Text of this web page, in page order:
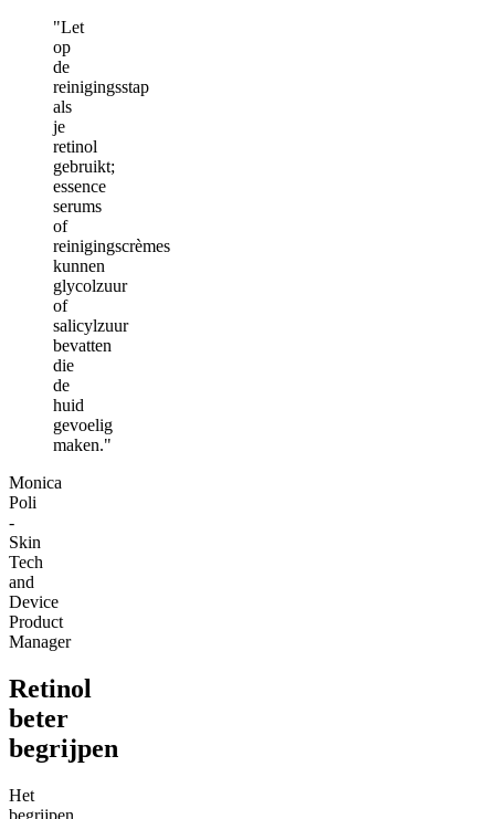
"Let
op
de
reinigingsstap
als
je
retinol
gebruikt;
essence
serums
of
reinigingscrèmes
kunnen
glycolzuur
of
salicylzuur
bevatten
die
de
huid
gevoelig
maken."
Monica
Poli
-
Skin
Tech
and
Device
Product
Manager
Retinol
beter
begrijpen
Het
begrijpen